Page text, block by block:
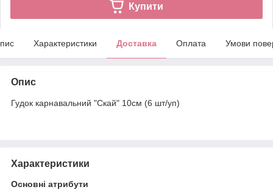
Купити
Характеристики Доставка Оплата Умови
Опис
Гудок карнавальний "Скай" 10см (6 шт/уп)
Характеристики
Основні атрибути